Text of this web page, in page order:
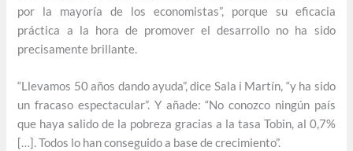
por la mayoría de los economistas”, porque su eficacia
práctica a la hora de promover el desarrollo no ha sido
precisamente brillante.
“Llevamos 50 años dando ayuda”, dice Sala i Martín, “y ha sido
un fracaso espectacular”. Y añade: “No conozco ningún país
que haya salido de la pobreza gracias a la tasa Tobin, al 0,7%
[…]. Todos lo han conseguido a base de crecimiento”.